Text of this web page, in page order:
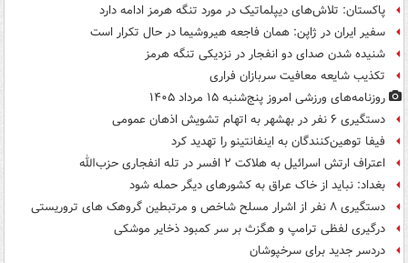
پاکستان: تلاش‌های دیپلماتیک در مورد تنگه هرمز ادامه دارد
سفیر ایران در ژاپن: همان فاجعه هیروشیما در حال تکرار است
شنیده شدن صدای دو انفجار در نزدیکی تنگه هرمز
تکذیب شایعه معافیت سربازان فراری
روزنامه‌های ورزشی امروز پنج‌شنبه ۱۵ مرداد ۱۴۰۵
دستگیری ۶ نفر در بهشهر به اتهام تشویش اذهان عمومی
فیفا توهین‌کنندگان به اینفانتینو را تهدید کرد
اعتراف ارتش اسرائیل به هلاکت ۲ افسر در تله انفجاری حزب‌الله
بغداد: نباید از خاک عراق به کشورهای دیگر حمله شود
دستگیری ۸ نفر از اشرار مسلح شاخص و مرتبطین گروهک های تروریستی
درگیری لفظی ترامپ و هگزث بر سر کمبود ذخایر موشکی
دردسر جدید برای سرخپوشان